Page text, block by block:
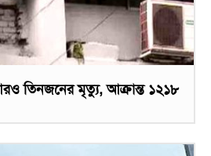
তিনজনের মৃত্যু, আক্রান্ত ১২১৮